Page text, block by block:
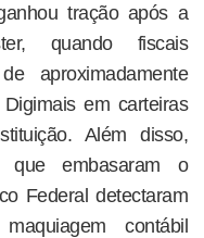
tração após a
quando fiscais
aproximadamente
em carteiras
Além disso,
que embasaram o
Federal detectaram
contábil